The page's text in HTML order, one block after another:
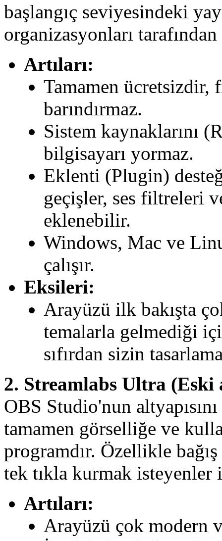
başlangıç seviyesindeki
organizasyonları
Artıları:
Tamamen
barındırmaz.
Sistem kaynaklarını
bilgisayarı yormaz.
Eklenti (Plugin)
geçişler, ses filtreleri
eklenebilir.
Windows, Mac ve
çalışır.
Eksileri:
Arayüzü ilk bakışta
temalarla gelmediği
sıfırdan sizin
2. Streamlabs Ultra (Eski
OBS Studio'nun
tamamen görselliğe ve
programdır. Özellikle
tek tıkla kurmak isteyenler
Artıları:
Arayüzü çok modern